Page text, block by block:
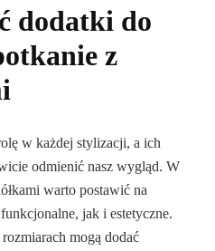
dodatki do
z
w każdej stylizacji, a ich
odmienić nasz wygląd. W
warto postawić na
jak i estetyczne.
mogą dodać